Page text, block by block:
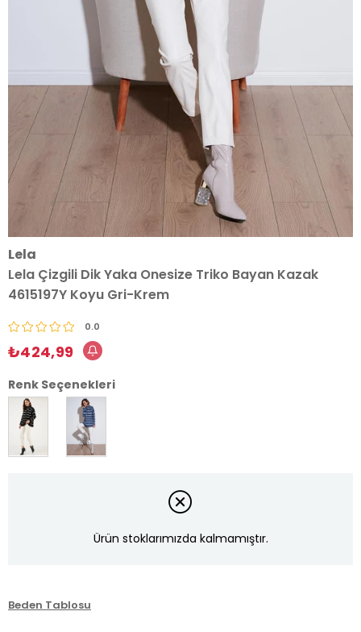
Lela
Lela Çizgili Dik Yaka Onesize Triko Bayan Kazak
4615197Y Koyu Gri-Krem
0.0
₺424,99
Renk Seçenekleri
Ürün stoklarımızda kalmamıştır.
Beden Tablosu